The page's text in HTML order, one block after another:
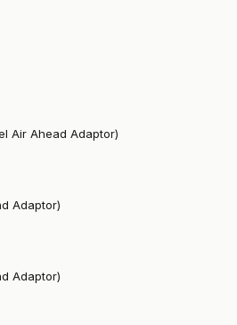
Air Ahead Adaptor)
Adaptor)
Adaptor)